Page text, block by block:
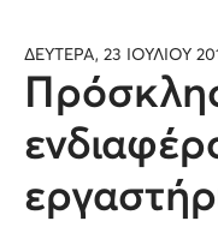
ΔΕΥΤΕΡΑ, 23 ΙΟΥΛΙΟΥ